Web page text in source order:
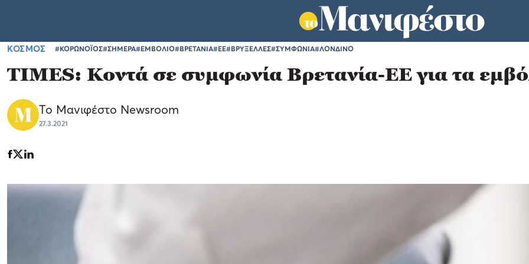
ΚΟΣΜΟΣ #ΚΟΡΩΝΟΪΟΣ#ΣΗΜΕΡΑ#ΕΜΒΟΛΙΟ#ΒΡΕΤΑΝΙΑ#ΕΕ#ΒΡΥΞΕΛΛΕΣ#ΣΥΜΦΩΝΙΑ#ΛΟΝΔΙΝΟ
TIMES: Κοντά σε συμφωνία Βρετανία-ΕΕ για τα
Το Μανιφέστο Newsroom
27.3.2021